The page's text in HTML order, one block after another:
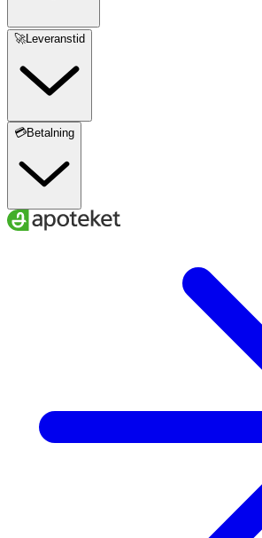
🚀Leveranstid
💳Betalning